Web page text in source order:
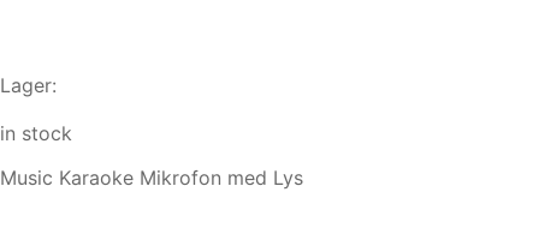
Lager:
in stock
Music Karaoke Mikrofon med Lys